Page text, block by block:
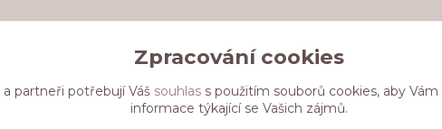
Zpracování cookies
a partneři potřebují Váš souhlass použitím souborů cookies, aby
informace týkající se Vašich zájmů.